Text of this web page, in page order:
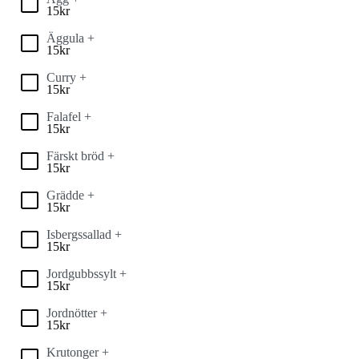
15kr
Äggula +
15kr
Curry +
15kr
Falafel +
15kr
Färskt bröd +
15kr
Grädde +
15kr
Isbergssallad +
15kr
Jordgubbssylt +
15kr
Jordnötter +
15kr
Krutonger +